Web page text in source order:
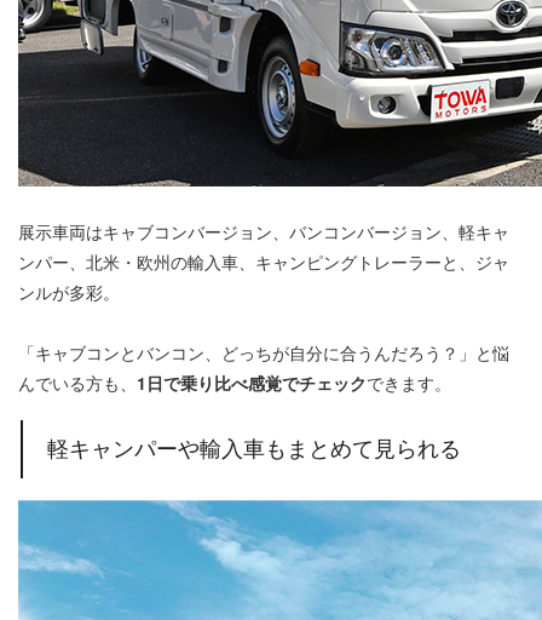
展示車両はキャブコンバージョン、バンコンバージョン、軽キャ
ンパー、北米・欧州の輸入車、キャンピングトレーラーと、ジャ
ンルが多彩。
「キャブコンとバンコン、どっちが自分に合うんだろう？」と悩
んでいる方も、 1日で乗り比べ感覚でチェックできます。
軽キャンパーや輸入車もまとめて見られる